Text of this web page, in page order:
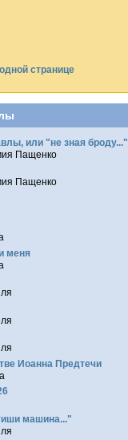
странице
или "не зная броду..."
Пащенко
Пащенко
меня
Иоанна Предтечи
машина..."